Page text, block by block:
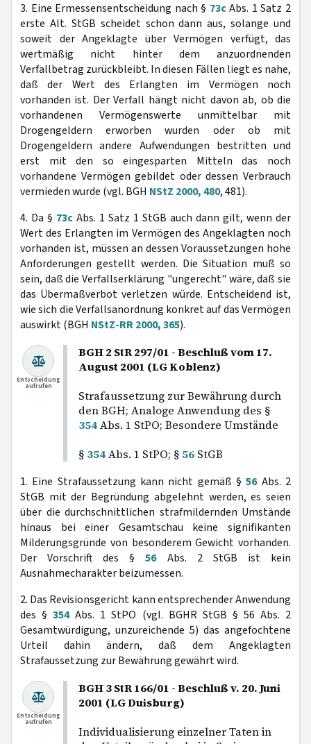
3. Eine Ermessensentscheidung nach § 73cAbs. 1 Satz 2
erste Alt. StGB scheidet schon dann aus, solange und
soweit der Angeklagte über Vermögen verfügt, das
wertmäßig nicht hinter dem anzuordnenden
Verfallbetrag zurückbleibt. In diesen Fällen liegt es nahe,
daß der Wert des Erlangten im Vermögen noch
vorhanden ist. Der Verfall hängt nicht davon ab, ob die
vorhandenen Vermögenswerte unmittelbar mit
Drogengeldern erworben wurden oder ob mit
Drogengeldern andere Aufwendungen bestritten und
erst mit den so eingesparten Mitteln das noch
vorhandene Vermögen gebildet oder dessen Verbrauch
vermieden wurde (vgl. BGH NStZ 2000, 480, 481).
4. Da § 73c Abs. 1 Satz 1 StGB auch dann gilt, wenn der
Wert des Erlangten im Vermögen des Angeklagten noch
vorhanden ist, müssen an dessen Voraussetzungen hohe
Anforderungen gestellt werden. Die Situation muß so
sein, daß die Verfallserklärung "ungerecht" wäre, daß sie
das Übermaßverbot verletzen würde. Entscheidend ist,
wie sich die Verfallsanordnung konkret auf das Vermögen
auswirkt (BGH NStZ-RR 2000, 365).
BGH 2 StR 297/01 - Beschluß vom 17.
August 2001 (LG Koblenz)
Strafaussetzung zur Bewährung durch
den BGH; Analoge Anwendung des §
354Abs. 1 StPO; Besondere Umstände
§ 354Abs. 1 StPO; § 56 StGB
Entscheidung
aufrufen
1. Eine Strafaussetzung kann nicht gemäß §56Abs. 2
StGB mit der Begründung abgelehnt werden, es seien
über die durchschnittlichen strafmildernden Umstände
hinaus bei einer Gesamtschau keine signifikanten
Milderungsgründe von besonderem Gewicht vorhanden.
Der Vorschrift des §56Abs. 2 StGB ist kein
Ausnahmecharakter beizumessen.
2. Das Revisionsgericht kann entsprechender Anwendung
des §354Abs. 1 StPO (vgl. BGHR StGB § 56 Abs. 2
Gesamtwürdigung, unzureichende 5) das angefochtene
Urteil dahin ändern, daß dem Angeklagten
Strafaussetzung zur Bewährung gewährt wird.
BGH 3 StR 166/01 - Beschluß v. 20. Juni
2001 (LG Duisburg)
Individualisierung einzelner Taten in
Entscheidung
aufrufen